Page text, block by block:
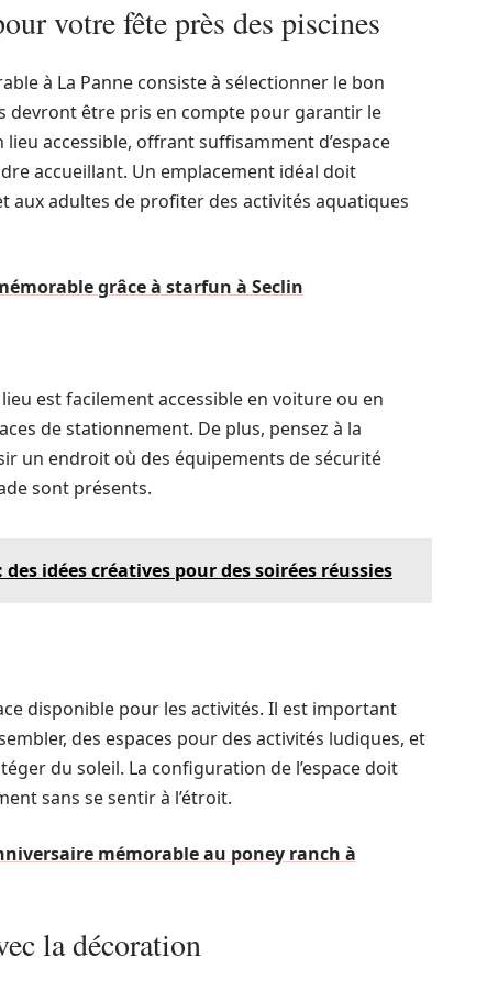
votre fête près des piscines
à La Panne consiste à sélectionner le bon
devront être pris en compte pour garantir le
accessible, offrant suffisamment d’espace
accueillant. Un emplacement idéal doit
aux adultes de profiter des activités aquatiques
grâce à starfun à Seclin
est facilement accessible en voiture ou en
de stationnement. De plus, pensez à la
un endroit où des équipements de sécurité
sont présents.
idées créatives pour des soirées réussies
disponible pour les activités. Il est important
des espaces pour des activités ludiques, et
du soleil. La configuration de l’espace doit
sans se sentir à l’étroit.
mémorable au poney ranch à
la décoration